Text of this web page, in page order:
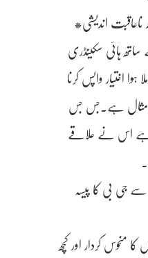
ہائی سکینڈری
ہوا اختیار واپس کرنا
مثال ہے.جس جس
ہے اس نے علاقے
جی بی کا پیسہ
منحوس کردار اور کچھ